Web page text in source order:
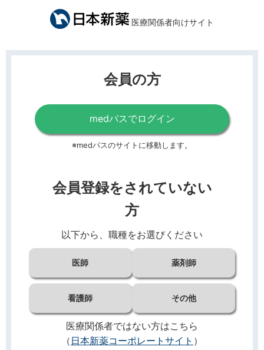
医療関係者向けサイト
会員の方
medパスでログイン
※medパスのサイトに移動します。
会員登録をされていない
方
以下から、職種をお選びください
医師 薬剤師
看護師 その他
医療関係者ではない方はこちら
（ 日本新薬コーポレートサイト ）